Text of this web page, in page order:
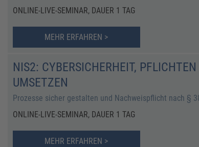
ONLINE-LIVE-SEMINAR, DAUER 1 TAG
MEHR ERFAHREN >
NIS2: CYBERSICHERHEIT,
UMSETZEN
Prozesse sicher gestalten und Nachweispflicht nach §
ONLINE-LIVE-SEMINAR, DAUER 1 TAG
MEHR ERFAHREN >